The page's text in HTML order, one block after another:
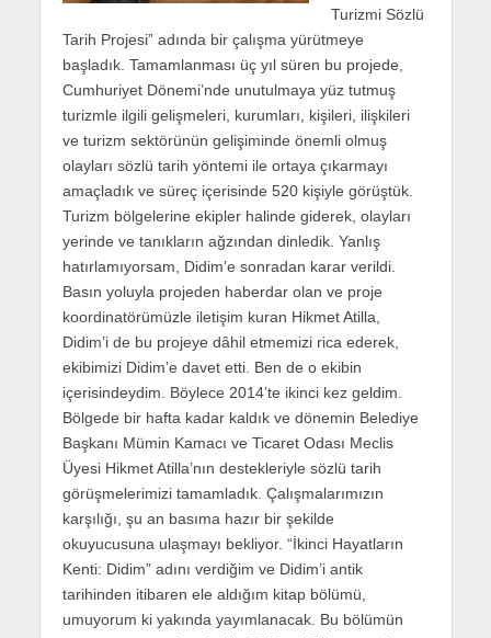
Turizmi Sözlü
Tarih Projesi” adında bir çalışma yürütmeye
başladık. Tamamlanması üç yıl süren bu projede,
Cumhuriyet Dönemi’nde unutulmaya yüz tutmuş
turizmle ilgili gelişmeleri, kurumları, kişileri, ilişkileri
ve turizm sektörünün gelişiminde önemli olmuş
olayları sözlü tarih yöntemi ile ortaya çıkarmayı
amaçladık ve süreç içerisinde 520 kişiyle görüştük.
Turizm bölgelerine ekipler halinde giderek, olayları
yerinde ve tanıkların ağzından dinledik. Yanlış
hatırlamıyorsam, Didim’e sonradan karar verildi.
Basın yoluyla projeden haberdar olan ve proje
koordinatörümüzle iletişim kuran Hikmet Atilla,
Didim’i de bu projeye dâhil etmemizi rica ederek,
ekibimizi Didim’e davet etti. Ben de o ekibin
içerisindeydim. Böylece 2014’te ikinci kez geldim.
Bölgede bir hafta kadar kaldık ve dönemin Belediye
Başkanı Mümin Kamacı ve Ticaret Odası Meclis
Üyesi Hikmet Atilla’nın destekleriyle sözlü tarih
görüşmelerimizi tamamladık. Çalışmalarımızın
karşılığı, şu an basıma hazır bir şekilde
okuyucusuna ulaşmayı bekliyor. “İkinci Hayatların
Kenti: Didim” adını verdiğim ve Didim’i antik
tarihinden itibaren ele aldığım kitap bölümü,
umuyorum ki yakında yayımlanacak. Bu bölümün